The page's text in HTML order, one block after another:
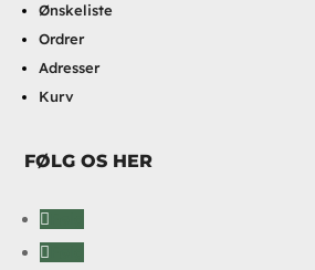
Ønskeliste
Ordrer
Adresser
Kurv
FØLG OS HER